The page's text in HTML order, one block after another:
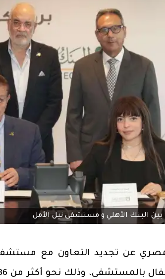
بين البنك الأهلي و مستشفى نيل الأمل
عن تجديد التعاون مع